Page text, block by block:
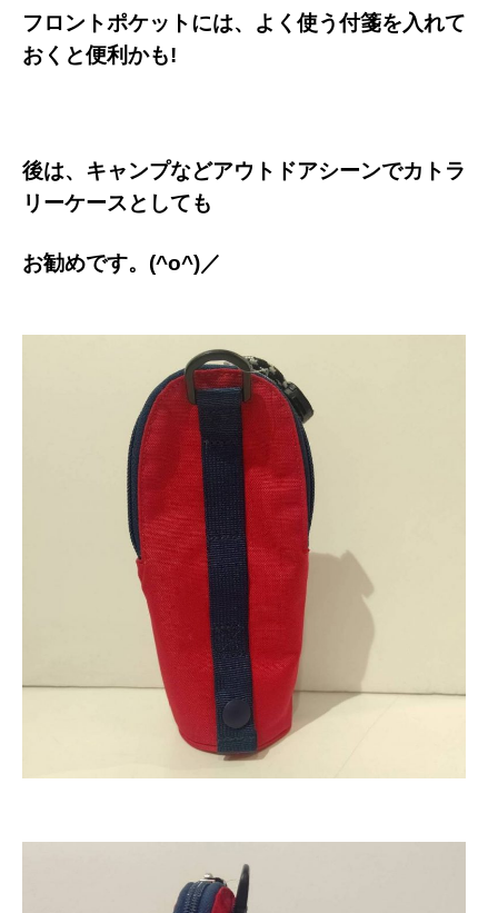
フロントポケットには、よく使う付箋を入れて
おくと便利かも!
後は、キャンプなどアウトドアシーンでカトラ
リーケースとしても
お勧めです。(^o^)／